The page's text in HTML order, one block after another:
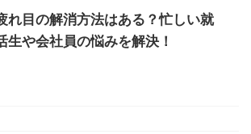
れ目の解消方法はある？忙しい就
生や会社員の悩みを解決！